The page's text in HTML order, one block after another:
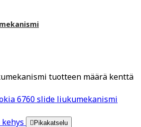
tuotteen määrä kenttä
6760 slide liukumekanismi
 Pikakatselu